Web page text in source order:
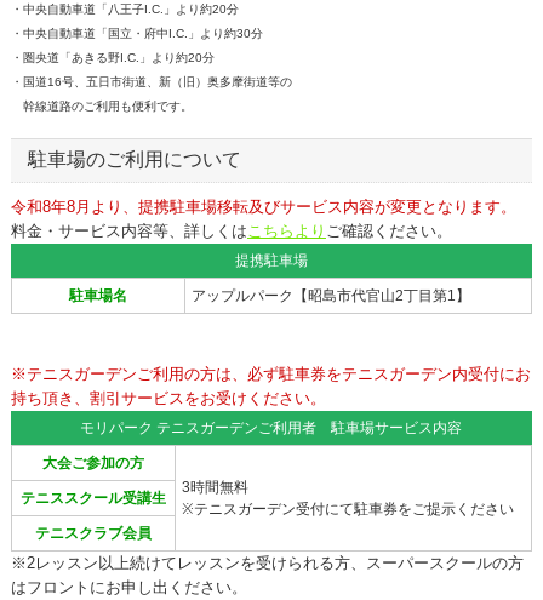
・中央自動車道「八王子I.C.」より約20分
・中央自動車道「国立・府中I.C.」より約30分
・圏央道「あきる野I.C.」より約20分
・国道16号、五日市街道、新（旧）奥多摩街道等の
幹線道路のご利用も便利です。
駐車場のご利用について
令和8年8月より、提携駐車場移転及びサービス内容が変更となります。
料金・サービス内容等、詳しくは こちらより ご確認ください。
提携駐車場
駐車場名 アップルパーク【昭島市代官山2丁目第1】
※テニスガーデンご利用の方は、必ず駐車券をテニスガーデン内受付にお
持ち頂き、割引サービスをお受けください。
モリパーク テニスガーデンご利用者 駐車場サービス内容
大会ご参加の方
3時間無料
※テニスガーデン受付にて駐車券をご提示ください
テニススクール受講生
テニスクラブ会員
※2レッスン以上続けてレッスンを受けられる方、スーパースクールの方
はフロントにお申し出ください。